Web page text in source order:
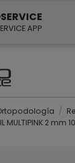
APP
MULTIPINK 2 mm